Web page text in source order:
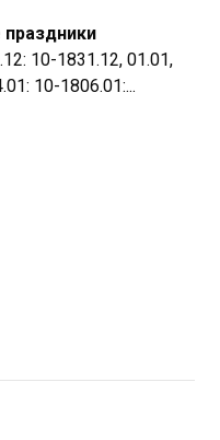
10-1831.12, 01.01,
10-1806.01:...